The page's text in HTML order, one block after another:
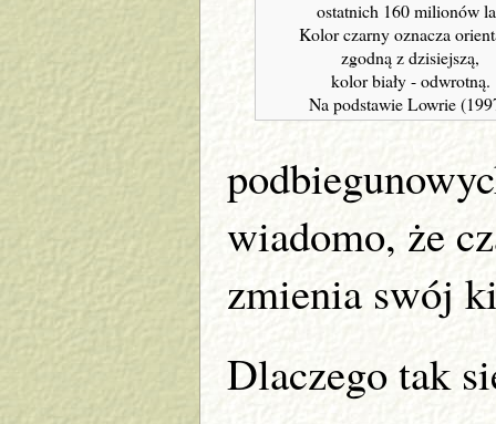
ostatnich 160 milionów
Kolor czarny oznacza
zgodną z dzisiejszą,
kolor biały - odwrotną.
Na podstawie Lowrie
wiadomo, że
zmienia swój
Dlaczego tak